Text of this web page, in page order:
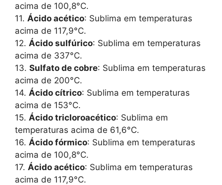
acima de 100,8°C.
11. Ácido acético: Sublima em temperaturas
acima de 117,9°C.
12. Ácido sulfúrico: Sublima em temperaturas
acima de 337°C.
13. Sulfato de cobre: Sublima em temperaturas
acima de 200°C.
14. Ácido cítrico: Sublima em temperaturas
acima de 153°C.
15. Ácido tricloroacético: Sublima em
temperaturas acima de 61,6°C.
16. Ácido fórmico: Sublima em temperaturas
acima de 100,8°C.
17. Ácido acético: Sublima em temperaturas
acima de 117,9°C.